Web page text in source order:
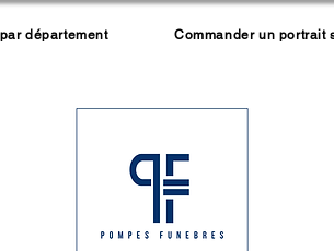
département Commander un portrait